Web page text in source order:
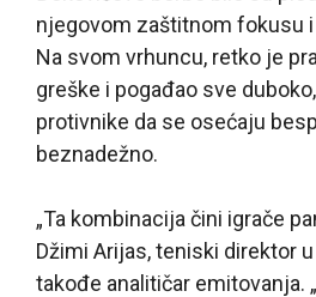
njegovom zaštitnom fokusu
Na svom vrhuncu, retko je
greške i pogađao sve
protivnike da se osećaju
beznadežno.
„Ta kombinacija čini igrače
Džimi Arijas, teniski direktor
takođe analitičar emitovanja.